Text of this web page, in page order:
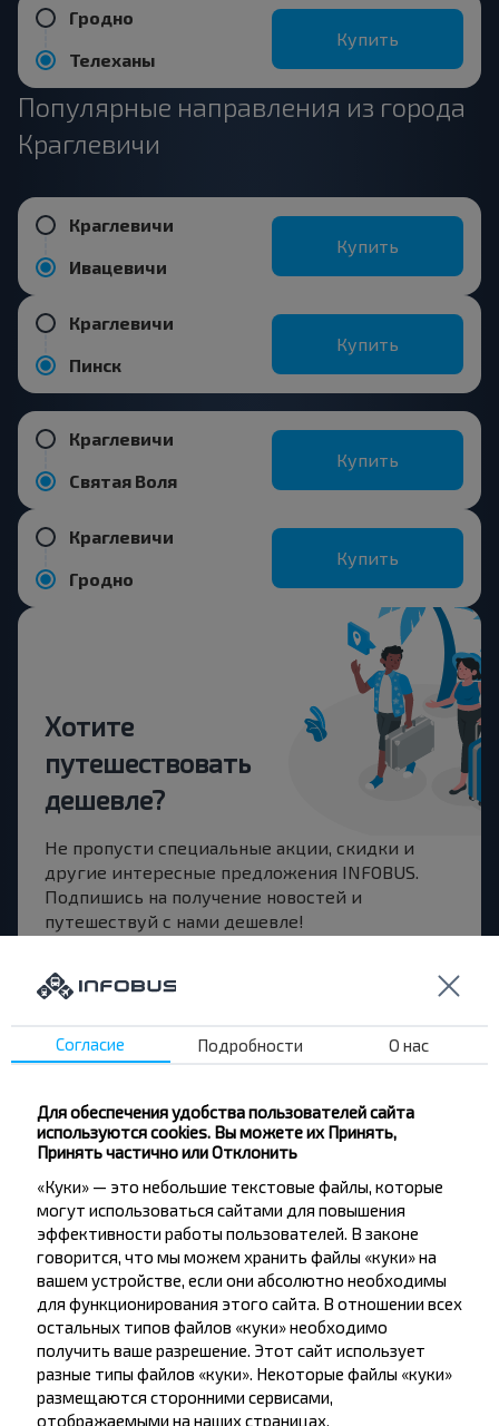
Гродно
Телеханы
Купить
Популярные направления из города
Краглевичи
Краглевичи
Ивацевичи
Купить
Краглевичи
Пинск
Купить
Краглевичи
Святая Воля
Купить
Краглевичи
Гродно
Купить
Хотите
путешествовать
дешевле?
Не пропусти специальные акции, скидки и
другие интересные предложения INFOBUS.
Подпишись на получение новостей и
путешествуй с нами дешевле!
Подписаться
Вопрос - Ответ
Как забронировать билеты?
Есть ли ограничения на поездку
Краглевичи, Ивацевичский р-н
Согласие Подробности О нас
Для обеспечения удобства пользователей сайта
используются cookies. Вы можете их Принять,
Принять частично или Отклонить
«Куки» — это небольшие текстовые файлы, которые
могут использоваться сайтами для повышения
эффективности работы пользователей. В законе
говорится, что мы можем хранить файлы «куки» на
вашем устройстве, если они абсолютно необходимы
для функционирования этого сайта. В отношении всех
остальных типов файлов «куки» необходимо
получить ваше разрешение. Этот сайт использует
разные типы файлов «куки». Некоторые файлы «куки»
размещаются сторонними сервисами,
отображаемыми на наших страницах.